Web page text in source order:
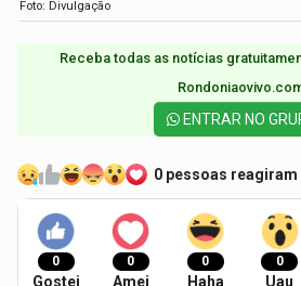
Foto: Divulgação
Receba todas as notícias
ENTRAR NO
0 pessoas reagiram
0
Gostei
0
Amei
0
Haha
0
Uau